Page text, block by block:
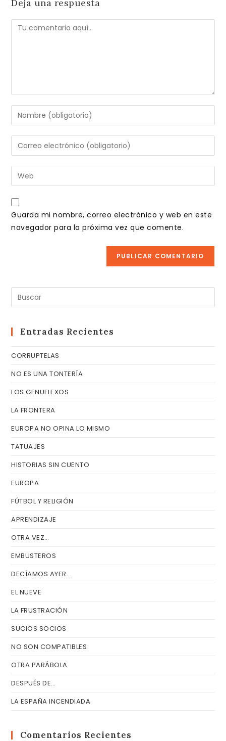
Deja una respuesta
Comentario
Introduce
tu
nombre
de
usuario
para
comentar
Introduce
tu
dirección
de
electrónico
para
comentar
Introduce
la
URL
de
Guarda mi nombre, correo electrónico y web en este
navegador para la próxima vez que comente.
Entradas Recientes
CORRUPTELAS
NO ES UNA TONTERÍA
LOS GENUFLEXOS
LA FRONTERA
EUROPA NO OPINA LO MISMO
TATUAJES
HISTORIAS SIN CUENTO
EUROPA
FÚTBOL Y RELIGIÓN
APRENDIZAJE
OTRA VEZ…
EMBUSTEROS
DECÍAMOS AYER…
EL NUEVE
LA FRUSTRACIÓN
SUCIOS SOCIOS
NO SON COMPATIBLES
OTRA PARÁBOLA
DESPUÉS DE…
LA ESPAÑA INCENDIADA
Comentarios Recientes